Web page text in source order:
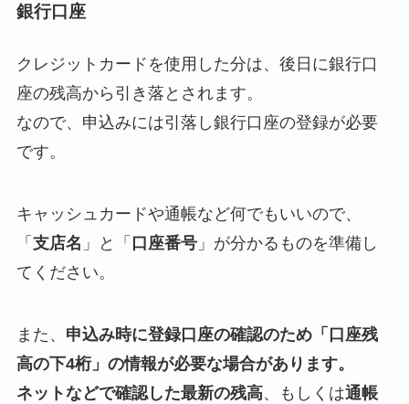
銀行口座
クレジットカードを使用した分は、後日に銀行口
座の残高から引き落とされます。
なので、申込みには引落し銀行口座の登録が必要
です。
キャッシュカードや通帳など何でもいいので、
「 支店名 」と「 口座番号」が分かるものを準備し
てください。
また、 申込み時に登録口座の確認のため「口座残
高の下4桁」の情報が必要な場合があります。
ネットなどで確認した最新の残高、もしくは通帳